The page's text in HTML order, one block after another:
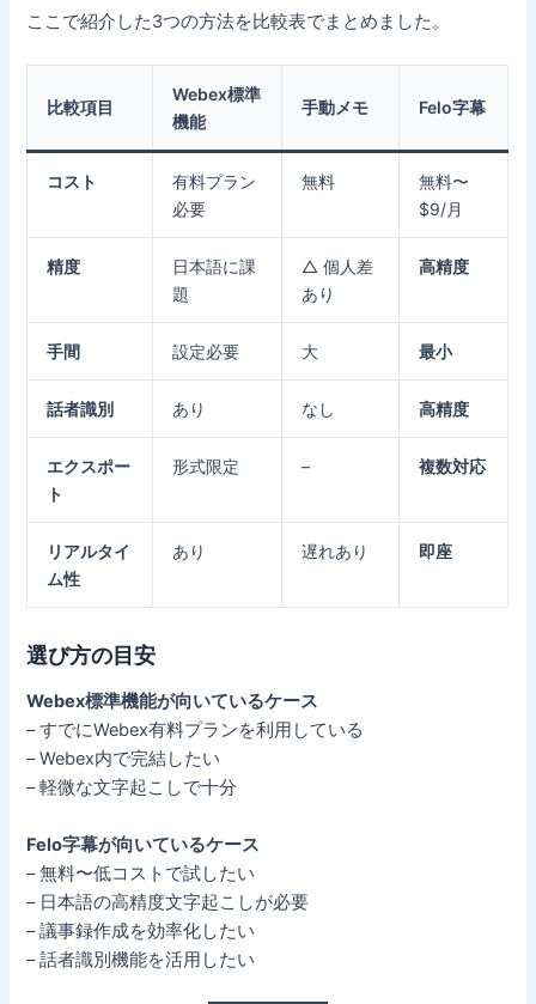
ここで紹介した3つの方法を比較表でまとめました。
比較項目
Webex標準
機能
手動メモ Felo字幕
コスト
有料プラン
必要
無料
無料〜
$9/月
精度
日本語に課
題
△ 個人差
あり
高精度
手間 設定必要 大 最小
話者識別 あり なし 高精度
エクスポー
ト
形式限定 – 複数対応
リアルタイ
ム性
あり 遅れあり 即座
選び方の目安
Webex標準機能が向いているケース
– すでにWebex有料プランを利用している
– Webex内で完結したい
– 軽微な文字起こしで十分
Felo字幕が向いているケース
– 無料〜低コストで試したい
– 日本語の高精度文字起こしが必要
– 議事録作成を効率化したい
– 話者識別機能を活用したい